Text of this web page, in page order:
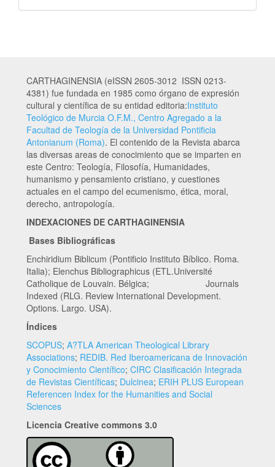
CARTHAGINENSIA (eISSN 2605-3012 ISSN 0213-
4381) fue fundada en 1985 como órgano de expresión
cultural y científica de su entidad editoria:Instituto
Teológico de Murcia O.F.M., Centro Agregado a la
Facultad de Teología de la Universidad Pontificia
Antonianum (Roma). El contenido de la Revista abarca
las diversas areas de conocimiento que se imparten en
este Centro: Teología, Filosofía, Humanidades,
humanismo y pensamiento cristiano, y cuestiones
actuales en el campo del ecumenismo, ética, moral,
derecho, antropología.
INDEXACIONES DE CARTHAGINENSIA
Bases Bibliográficas
Enchiridium Biblicum (Pontificio Instituto Bíblico. Roma.
Italia); Elenchus Bibliographicus (ETL.Université
Catholique de Louvain. Bélgica; Journals
Indexed (RLG. Review International Development.
Options. Largo. USA).
Índices
SCOPUS; A?TLA American Theological Library
Associations; REDIB. Red Iberoamericana de Innovación
y Conocimiento Científico; CIRC Clasificación Integrada
de Revistas Científicas; Dulcinea; ERIH PLUS European
Referencen Index for the Humanities and Social
Sciences
Licencia Creative commons 3.0